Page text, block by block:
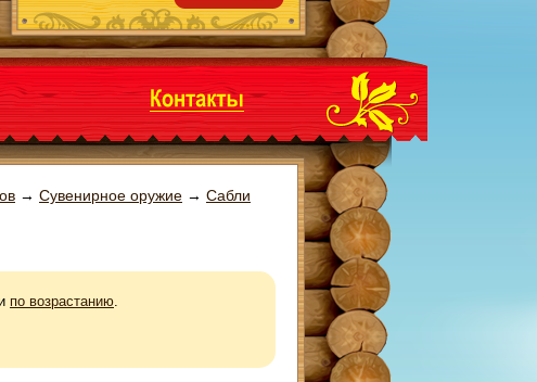
→ Сувенирное оружие → Сабли
по возрастанию.